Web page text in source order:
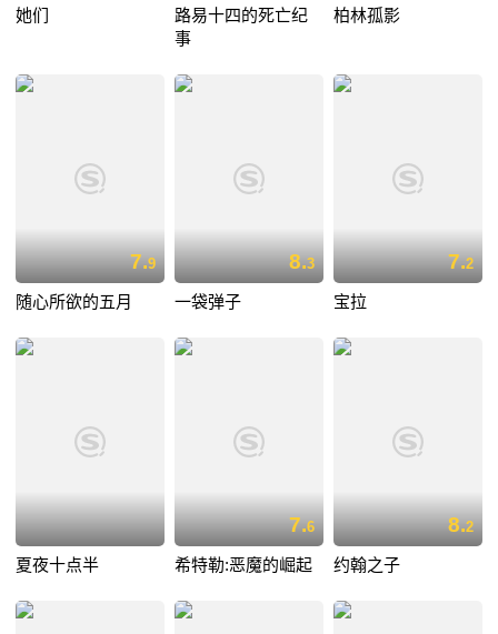
她们
路易十四的死亡纪
事
柏林孤影
7.9
随心所欲的五月
8.3
一袋弹子
7.2
宝拉
夏夜十点半
7.6
希特勒:恶魔的崛起
8.2
约翰之子